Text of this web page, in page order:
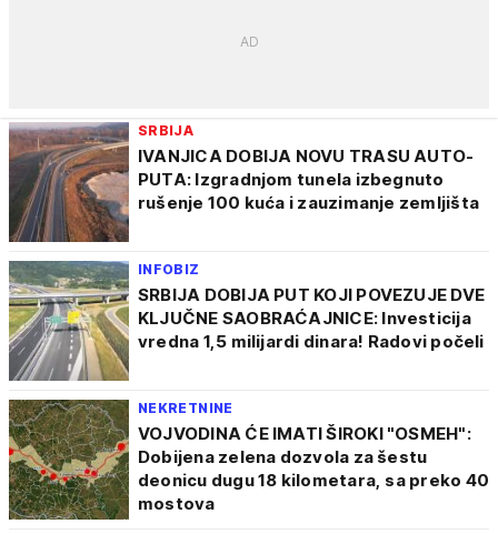
SRBIJA
IVANJICA DOBIJA NOVU TRASU AUTO-
PUTA: Izgradnjom tunela izbegnuto
rušenje 100 kuća i zauzimanje zemljišta
INFOBIZ
SRBIJA DOBIJA PUT KOJI POVEZUJE DVE
KLJUČNE SAOBRAĆAJNICE: Investicija
vredna 1,5 milijardi dinara! Radovi počeli
NEKRETNINE
VOJVODINA ĆE IMATI ŠIROKI "OSMEH":
Dobijena zelena dozvola za šestu
deonicu dugu 18 kilometara, sa preko 40
mostova